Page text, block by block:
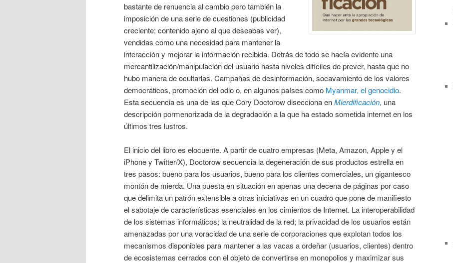
bastante de renuencia al cambio pero también la
imposición de una serie de cuestiones (publicidad
creciente; contenido ajeno al que deseabas ver),
vendidas como una necesidad para mantener la
interacción y mejorar la información recibida. Detrás de todo se hacía evidente una
mercantilización/manipulación del usuario hasta niveles difíciles de prever, hasta que no
hubo manera de ocultarlas. Campañas de desinformación, socavamiento de los valores
democráticos, promoción del odio o, en algunos países como Myanmar, el genocidio.
Esta secuencia es una de las que Cory Doctorow disecciona enMierdificación, una
descripción pormenorizada de la degradación a la que ha estado sometida internet en los
últimos tres lustros.
El inicio del libro es elocuente. A partir de cuatro empresas (Meta, Amazon, Apple y el
iPhone y Twitter/X), Doctorow secuencia la degeneración de sus productos estrella en
tres pasos: bueno para los usuarios, bueno para los clientes comerciales, un gigantesco
montón de mierda. Una puesta en situación en apenas una decena de páginas por caso
que delimita un patrón extensible a otras iniciativas en un cuadro que pone de manifiesto
el sabotaje de características esenciales en los cimientos de Internet. La interoperabilidad
de los sistemas informáticos; la neutralidad de la red; la privacidad de los usuarios están
amenazadas por una voracidad de una serie de corporaciones que explotan todos los
mecanismos disponibles para mantener a las vacas a ordeñar (usuarios, clientes) dentro
de ecosistemas cerrados con el objeto de convertirse en monopolios y maximizar sus